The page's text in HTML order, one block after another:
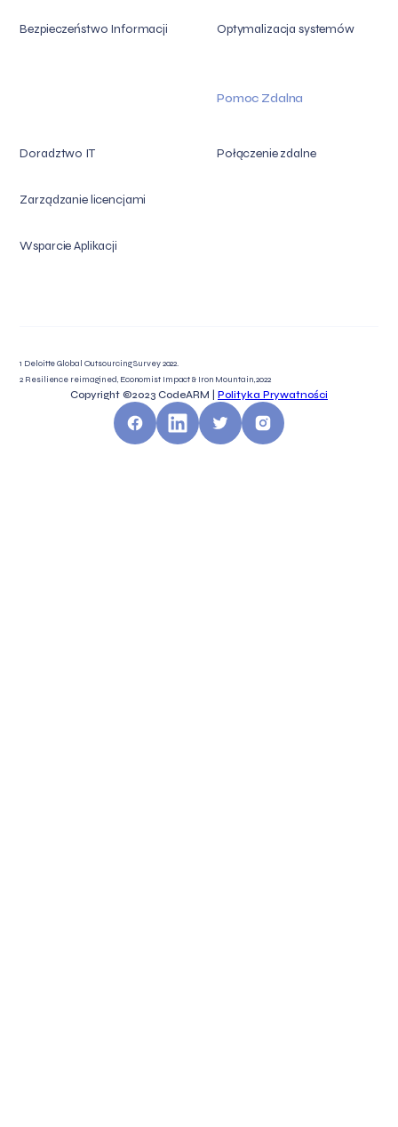
Bezpieczeństwo Informacji Optymalizacja systemów
Doradztwo IT
Zarządzanie licencjami
Wsparcie Aplikacji
Pomoc Zdalna
Połączenie zdalne
1 Deloitte Global Outsourcing Survey 2022.
2 Resilience reimagined, Economist Impact & Iron Mountain, 2022
Copyright ©2023 CodeARM | Polityka Prywatności